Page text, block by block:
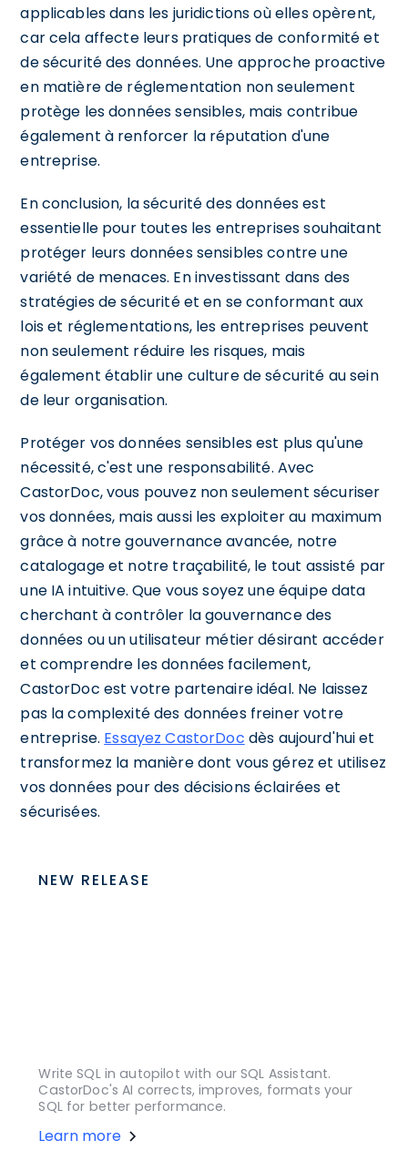
applicables dans les juridictions où elles opèrent,
car cela affecte leurs pratiques de conformité et
de sécurité des données. Une approche proactive
en matière de réglementation non seulement
protège les données sensibles, mais contribue
également à renforcer la réputation d'une
entreprise.
En conclusion, la sécurité des données est
essentielle pour toutes les entreprises souhaitant
protéger leurs données sensibles contre une
variété de menaces. En investissant dans des
stratégies de sécurité et en se conformant aux
lois et réglementations, les entreprises peuvent
non seulement réduire les risques, mais
également établir une culture de sécurité au sein
de leur organisation.
Protéger vos données sensibles est plus qu'une
nécessité, c'est une responsabilité. Avec
CastorDoc, vous pouvez non seulement sécuriser
vos données, mais aussi les exploiter au maximum
grâce à notre gouvernance avancée, notre
catalogage et notre traçabilité, le tout assisté par
une IA intuitive. Que vous soyez une équipe data
cherchant à contrôler la gouvernance des
données ou un utilisateur métier désirant accéder
et comprendre les données facilement,
CastorDoc est votre partenaire idéal. Ne laissez
pas la complexité des données freiner votre
entreprise. Essayez CastorDoc dès aujourd'hui et
transformez la manière dont vous gérez et utilisez
vos données pour des décisions éclairées et
sécurisées.
NEW RELEASE
Write SQL in autopilot with our SQL Assistant.
CastorDoc's AI corrects, improves, formats your
SQL for better performance.
Learn more